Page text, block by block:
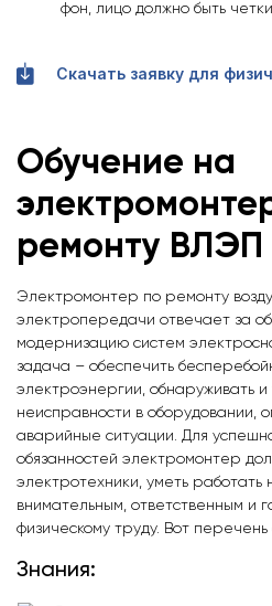
фон, лицо должно быть
Скачать заявку для
Обучение на
ремонту ВЛЭП
Электромонтер по ремонту
электропередачи отвечает за
модернизацию систем
задача – обеспечить
электроэнергии, обнаруживать и
неисправности в оборудовании,
аварийные ситуации. Для
обязанностей электромонтер
электротехники, уметь работать
внимательным, ответственным и
физическому труду. Вот
Знания: